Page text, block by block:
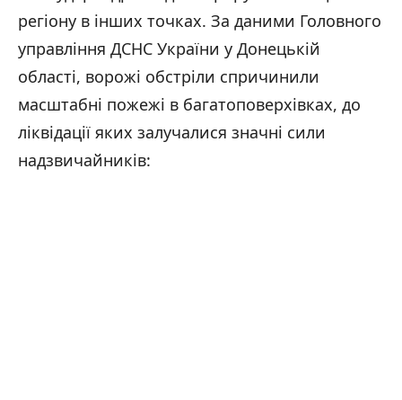
регіону в інших точках. За даними Головного
управління ДСНС України у Донецькій
області, ворожі обстріли спричинили
масштабні пожежі в багатоповерхівках, до
ліквідації яких залучалися значні сили
надзвичайників: